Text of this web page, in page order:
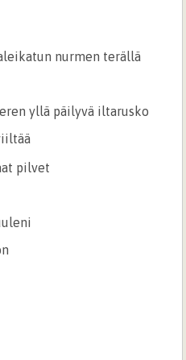
nurmen terällä
yllä päilyvä iltarusko
pilvet